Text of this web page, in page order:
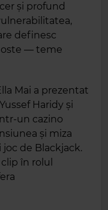
și profund
definesc
— teme
Mai a prezentat
Haridy și
un cazino
și miza
de Blackjack.
în rolul